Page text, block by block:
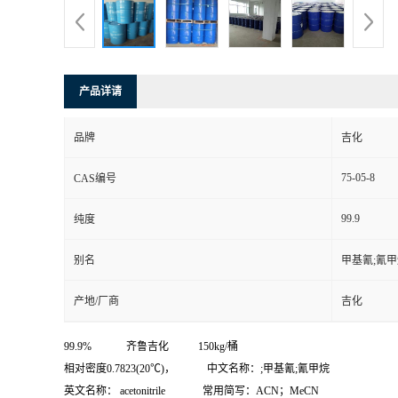
产品详请
品牌 吉化
CAS编号 75-05-8
纯度 99.9
别名 甲基氰;氰
产地/厂商 吉化
99.9% 齐鲁吉化 150kg/桶
相对密度0.7823(20℃)， 中文名称：;甲基氰;氰甲烷
英文名称： acetonitrile 常用简写：ACN；MeCN